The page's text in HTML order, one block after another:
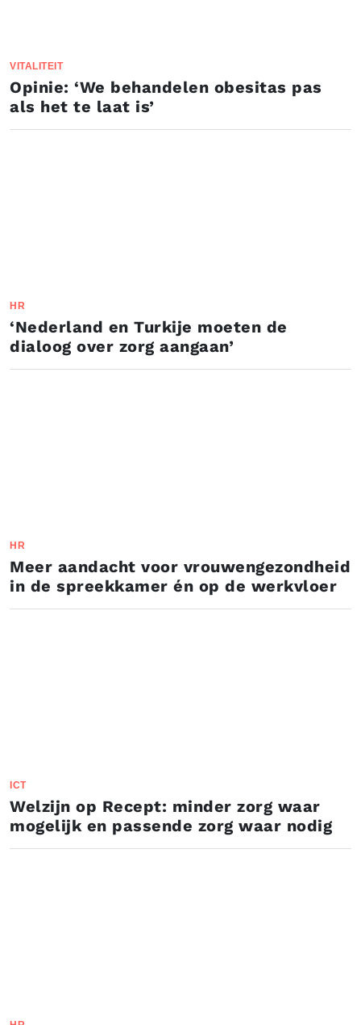
VITALITEIT
Opinie: ‘We behandelen obesitas pas
als het te laat is’
HR
‘Nederland en Turkije moeten de
dialoog over zorg aangaan’
HR
Meer aandacht voor vrouwengezondheid
in de spreekkamer én op de werkvloer
ICT
Welzijn op Recept: minder zorg waar
mogelijk en passende zorg waar nodig